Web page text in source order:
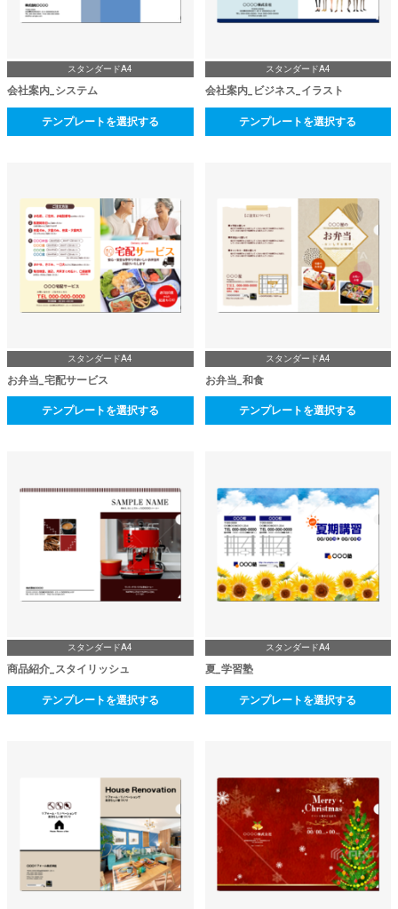
スタンダードA4
会社案内_システム
テンプレートを選択する
スタンダードA4
会社案内_ビジネス_イラスト
テンプレートを選択する
スタンダードA4
お弁当_宅配サービス
テンプレートを選択する
スタンダードA4
お弁当_和食
テンプレートを選択する
スタンダードA4
商品紹介_スタイリッシュ
テンプレートを選択する
スタンダードA4
夏_学習塾
テンプレートを選択する